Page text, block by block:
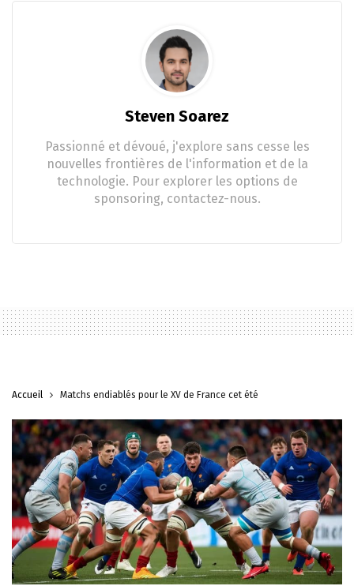
Steven Soarez
Passionné et dévoué, j'explore sans cesse les
nouvelles frontières de l'information et de la
technologie. Pour explorer les options de
sponsoring, contactez-nous.
Accueil Matchs endiablés pour le XV de France cet été